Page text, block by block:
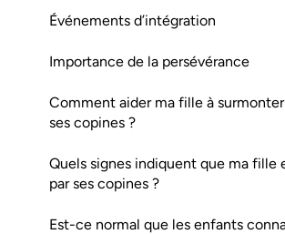
Événements d’intégration
Importance de la persévérance
Comment aider ma fille à
ses copines ?
Quels signes indiquent que ma fille
par ses copines ?
Est-ce normal que les enfants